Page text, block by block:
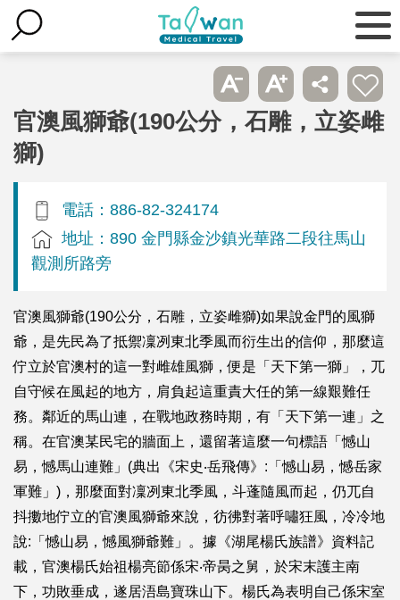
官澳風獅爺(190公分，石雕，立姿雌
獅)
電話：886-82-324174
地址：890 金門縣金沙鎮光華路二段往馬山
觀測所路旁
官澳風獅爺(190公分，石雕，立姿雌獅)如果說金門的風獅
爺，是先民為了抵禦凜冽東北季風而衍生出的信仰，那麼這
佇立於官澳村的這一對雌雄風獅，便是「天下第一獅」，兀
自守候在風起的地方，肩負起這重責大任的第一線艱難任
務。鄰近的馬山連，在戰地政務時期，有「天下第一連」之
稱。在官澳某民宅的牆面上，還留著這麼一句標語「憾山
易，憾馬山連難」(典出《宋史‧岳飛傳》:「憾山易，憾岳家
軍難」)，那麼面對凜冽東北季風，斗蓬隨風而起，仍兀自
抖擻地佇立的官澳風獅爺來說，彷彿對著呼嘯狂風，冷冷地
說:「憾山易，憾風獅爺難」。據《湖尾楊氏族譜》資料記
載，官澳楊氏始祖楊亮節係宋‧帝昺之舅，於宋末護主南
下，功敗垂成，遂居浯島寶珠山下。楊氏為表明自己係宋室